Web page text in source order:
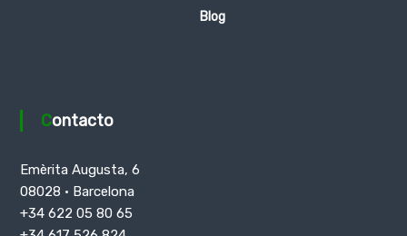
Blog
Contacto
Emèrita Augusta, 6
08028 · Barcelona
+34 622 05 80 65